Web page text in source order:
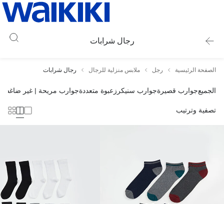
رجال شرابات
الصفحة الرئيسية رجل ملابس منزلية للرجال رجال شرابات
الجميعجوارب قصيرةجوارب سنيكرز عبوة متعددةجوارب مريحة | غير ضاغطة
تصفية وترتيب